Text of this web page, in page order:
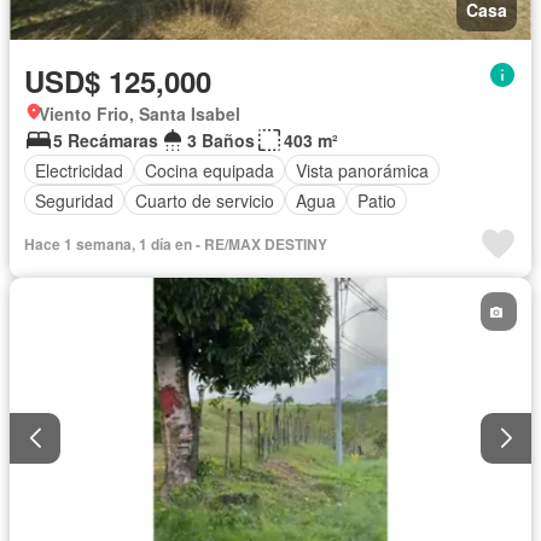
Casa
USD$ 125,000
Viento Frio, Santa Isabel
5 Recámaras
3 Baños
403 m²
Electricidad
Cocina equipada
Vista panorámica
Seguridad
Cuarto de servicio Agua Patio
Hace 1 semana, 1 día en - RE/MAX DESTINY